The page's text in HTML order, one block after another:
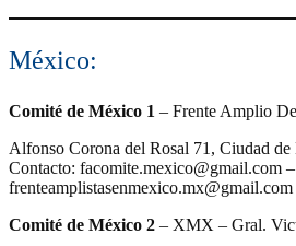
México:
Comité de México 1 – Frente Amplio
Alfonso Corona del Rosal 71, Ciudad
Contacto: facomite.mexico@gmail.com –
frenteamplistasenmexico.mx@gmail.com
Comité de México 2 – XMX – Gral.